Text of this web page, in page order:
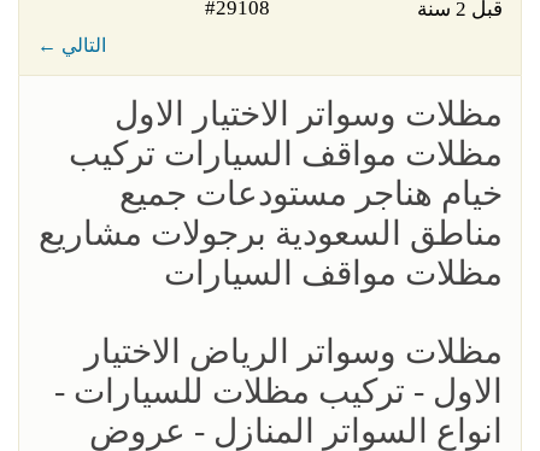
قبل 2 سنة
#29108
← التالي
مظلات وسواتر الاختيار الاول
مظلات مواقف السيارات تركيب
خيام هناجر مستودعات جميع
مناطق السعودية برجولات مشاريع
مظلات مواقف السيارات
مظلات وسواتر الرياض الاختيار
الاول - تركيب مظلات للسيارات -
انواع السواتر المنازل - عروض